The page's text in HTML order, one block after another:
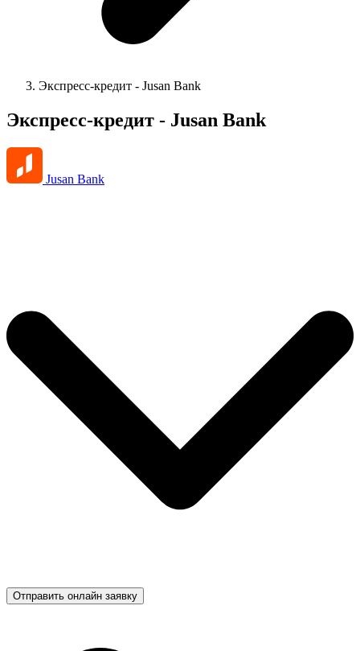
Экспресс-кредит - Jusan Bank
Экспресс-кредит - Jusan Bank
Jusan Bank
Отправить онлайн заявку